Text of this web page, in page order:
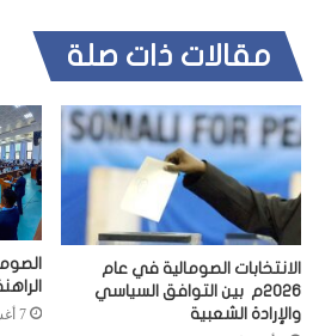
مقالات ذات صلة
الانتخابات الصومالية في عام
2026م بين التوافق السياسي
والإرادة الشعبية
7 أغسطس، 2026